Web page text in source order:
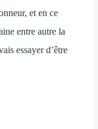
et en ce
entre autre la
essayer d’être